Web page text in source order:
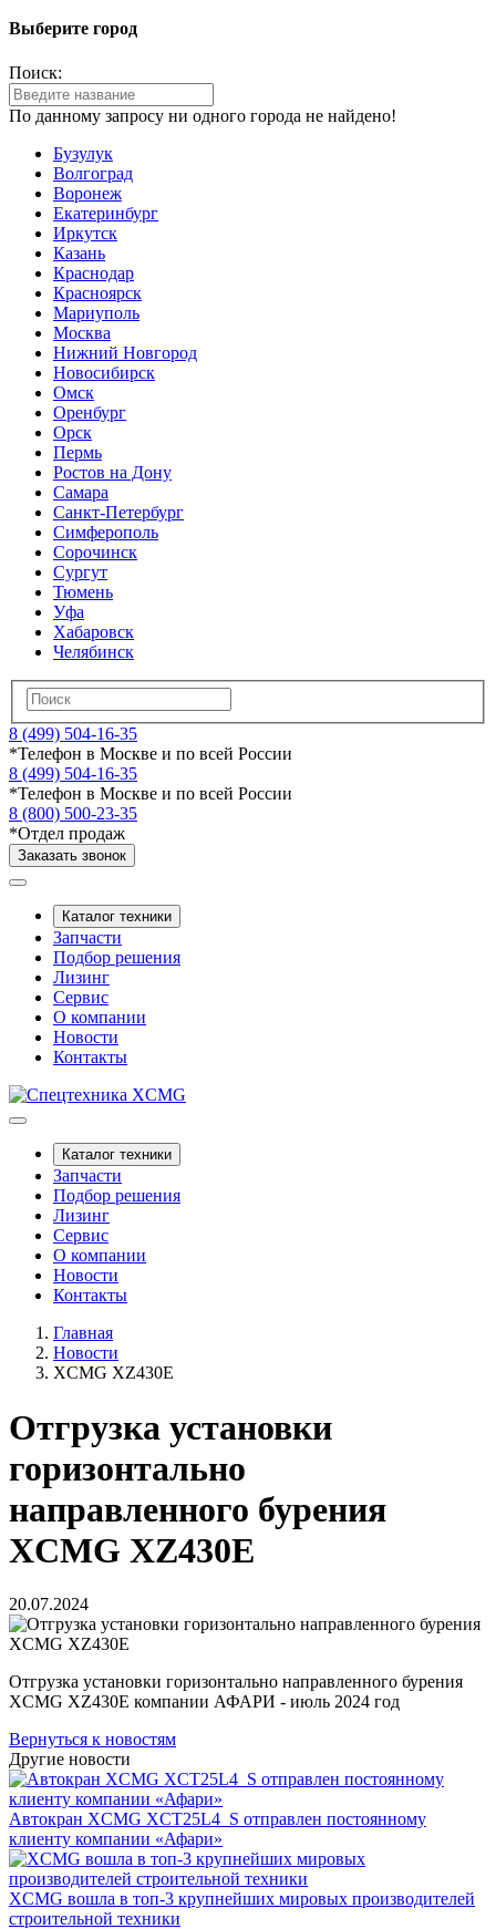
Выберите город
Поиск:
По данному запросу ни одного города не найдено!
Бузулук
Волгоград
Воронеж
Екатеринбург
Иркутск
Казань
Краснодар
Красноярск
Мариуполь
Москва
Нижний Новгород
Новосибирск
Омск
Оренбург
Орск
Пермь
Ростов на Дону
Самара
Санкт-Петербург
Симферополь
Сорочинск
Сургут
Тюмень
Уфа
Хабаровск
Челябинск
8 (499) 504-16-35
*Телефон в Москве и по всей России
8 (499) 504-16-35
*Телефон в Москве и по всей России
8 (800) 500-23-35
*Отдел продаж
Заказать звонок
Каталог техники
Запчасти
Подбор решения
Лизинг
Сервис
О компании
Новости
Контакты
Каталог техники
Запчасти
Подбор решения
Лизинг
Сервис
О компании
Новости
Контакты
Главная
Новости
XCMG XZ430E
Отгрузка установки
горизонтально
направленного бурения
XCMG XZ430E
20.07.2024
Отгрузка установки горизонтально направленного бурения
XCMG XZ430E компании АФАРИ - июль 2024 год
Вернуться к новостям
Другие новости
Автокран XCMG XCT25L4_S отправлен постоянному
клиенту компании «Афари»
XCMG вошла в топ-3 крупнейших мировых производителей
строительной техники